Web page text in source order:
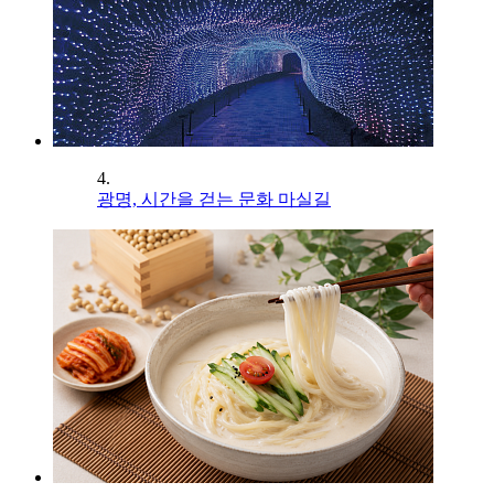
4.
광명, 시간을 걷는 문화 마실길